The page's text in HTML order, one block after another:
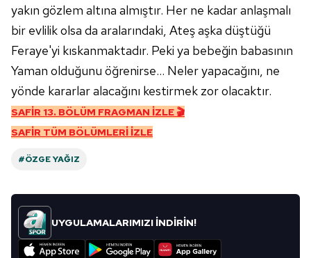
kullanılmaktadır. Diğer çerezler, sitemizin daha işlevsel
kılınması ve kişiselleştirilmesi ve sizlere yönelik
reklam/pazarlama faaliyetlerinin yapılması, amaçlarıyla
sınırlı olarak açık rızanız dahilinde kullanılacaktır.
Çerezlere ilişkin tercihlerinizi aşağıda yer alan panel
vasıtasıyla belirleyebilirsiniz. Çerezlere ilişkin detaylı bilgi
için Ayarlar butonuna tıklayabilir,
Metnimiziziyaret edebilirsiniz.
ilgili mevzuata uygun olarak kullanılan çerezlerle ilgili bilgi
almak için lütfentıklayınız.
yakın gözlem altına almıştır. Her ne kadar anlaşmalı
bir evlilik olsa da aralarındaki, Ateş aşka düştüğü
Feraye'yi kıskanmaktadır. Peki ya bebeğin babasının
Yaman olduğunu öğrenirse… Neler yapacağını, ne
yönde kararlar alacağını kestirmek zor olacaktır.
SAFİR 13. BÖLÜM FRAGMAN İZLE 🎬
SAFİR TÜM BÖLÜMLERİ İZLE
#ÖZGE YAĞIZ
UYGULAMALARIMIZI İNDİRİN!